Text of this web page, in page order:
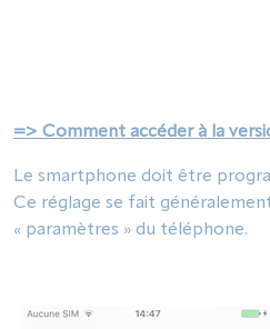
=> Comment accéder à la
Le smartphone doit être
Ce réglage se fait
« paramètres » du téléphone.